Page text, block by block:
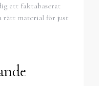
ett faktabaserat
rätt material för just